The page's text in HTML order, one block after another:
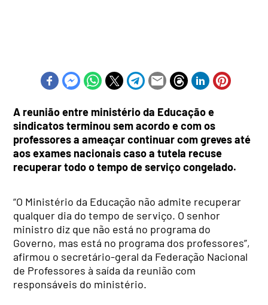
A reunião entre ministério da Educação e
sindicatos terminou sem acordo e com os
professores a ameaçar continuar com greves até
aos exames nacionais caso a tutela recuse
recuperar todo o tempo de serviço congelado.
“O Ministério da Educação não admite recuperar
qualquer dia do tempo de serviço. O senhor
ministro diz que não está no programa do
Governo, mas está no programa dos professores”,
afirmou o secretário-geral da Federação Nacional
de Professores à saída da reunião com
responsáveis do ministério.